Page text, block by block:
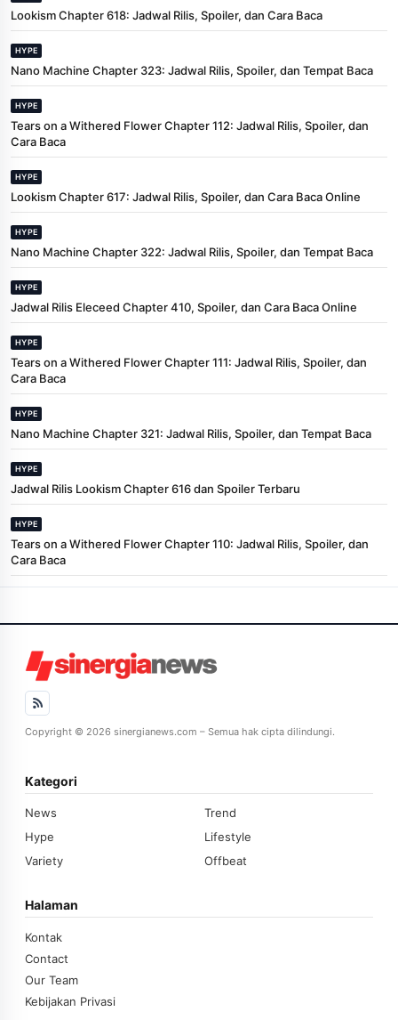
Lookism Chapter 618: Jadwal Rilis, Spoiler, dan Cara Baca
HYPE
Nano Machine Chapter 323: Jadwal Rilis, Spoiler, dan Tempat Baca
HYPE
Tears on a Withered Flower Chapter 112: Jadwal Rilis, Spoiler, dan
Cara Baca
HYPE
Lookism Chapter 617: Jadwal Rilis, Spoiler, dan Cara Baca Online
HYPE
Nano Machine Chapter 322: Jadwal Rilis, Spoiler, dan Tempat Baca
HYPE
Jadwal Rilis Eleceed Chapter 410, Spoiler, dan Cara Baca Online
HYPE
Tears on a Withered Flower Chapter 111: Jadwal Rilis, Spoiler, dan
Cara Baca
HYPE
Nano Machine Chapter 321: Jadwal Rilis, Spoiler, dan Tempat Baca
HYPE
Jadwal Rilis Lookism Chapter 616 dan Spoiler Terbaru
HYPE
Tears on a Withered Flower Chapter 110: Jadwal Rilis, Spoiler, dan
Cara Baca
Copyright © 2026 sinergianews.com – Semua hak cipta dilindungi.
Kategori
News
Trend
Hype
Lifestyle
Variety
Offbeat
Halaman
Kontak
Contact
Our Team
Kebijakan Privasi